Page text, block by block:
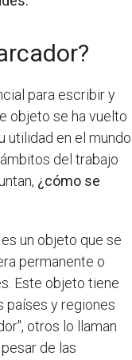
para escribir y
objeto se ha vuelto
utilidad en el mundo
del trabajo
¿cómo se
un objeto que se
permanente o
Este objeto tiene
países y regiones
otros lo llaman
de las